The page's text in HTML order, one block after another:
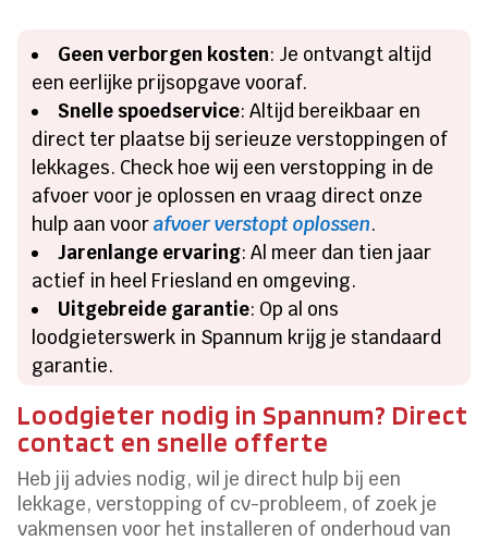
Geen verborgen kosten: Je ontvangt altijd
een eerlijke prijsopgave vooraf.
Snelle spoedservice: Altijd bereikbaar en
direct ter plaatse bij serieuze verstoppingen of
lekkages. Check hoe wij een verstopping in de
afvoer voor je oplossen en vraag direct onze
hulp aan voorafvoer verstopt oplossen.
Jarenlange ervaring: Al meer dan tien jaar
actief in heel Friesland en omgeving.
Uitgebreide garantie: Op al ons
loodgieterswerk in Spannum krijg je standaard
garantie.
Loodgieter nodig in Spannum? Direct
contact en snelle offerte
Heb jij advies nodig, wil je direct hulp bij een
lekkage, verstopping of cv-probleem, of zoek je
vakmensen voor het installeren of onderhoud van